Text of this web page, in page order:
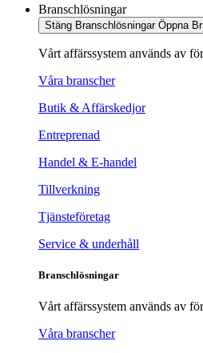
Branschlösningar
Stäng Branschlösningar Öppna
Vårt affärssystem används av
Våra branscher
Butik & Affärskedjor
Entreprenad
Handel & E-handel
Tillverkning
Tjänsteföretag
Service & underhåll
Branschlösningar
Vårt affärssystem används av
Våra branscher